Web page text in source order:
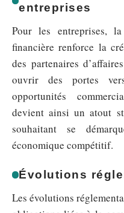
entreprises
Pour les entreprises,
financière renforce la
des partenaires
ouvrir des portes
opportunités
devient ainsi un atout
souhaitant se
économique compétitif.
Évolutions
Les évolutions